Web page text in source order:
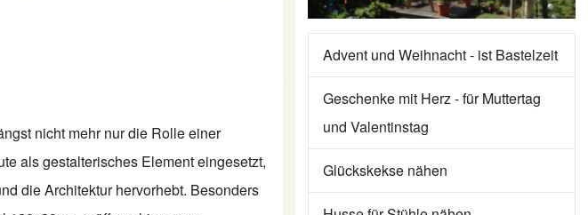
nicht mehr nur die Rolle einer
als gestalterisches Element eingesetzt,
die Architektur hervorhebt. Besonders
Advent und Weihnacht - ist Bastelzeit
Geschenke mit Herz - für Muttertag
und Valentinstag
Glückskekse nähen